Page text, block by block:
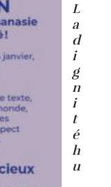
L
a
d
i
g
n
i
t
é
h
u